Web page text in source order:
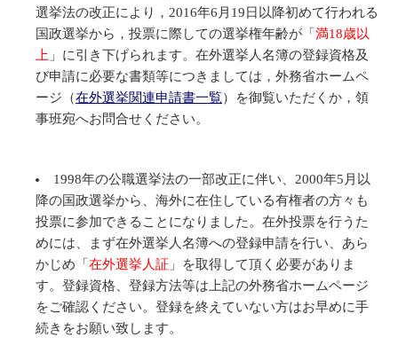
選挙法の改正により，2016年6月19日以降初めて行われる
国政選挙から，投票に際しての選挙権年齢が「 満18歳以
上 」に引き下げられます。在外選挙人名簿の登録資格及
び申請に必要な書類等につきましては，外務省ホームペ
ージ（在外選挙関連申請書一覧）を御覧いただくか，領
事班宛へお問合せください。
1998年の公職選挙法の一部改正に伴い、2000年5月以
降の国政選挙から、海外に在住している有権者の方々も
投票に参加できることになりました。在外投票を行うた
めには、まず在外選挙人名簿への登録申請を行い、あら
かじめ「 在外選挙人証 」を取得して頂く必要がありま
す。登録資格、登録方法等は上記の外務省ホームページ
をご確認ください。登録を終えていない方はお早めに手
続きをお願い致します。